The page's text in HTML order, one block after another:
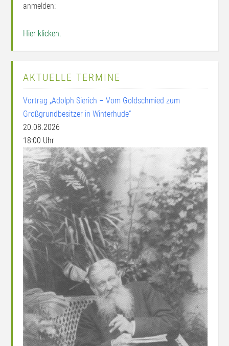
anmelden:
Hier klicken.
AKTUELLE TERMINE
Vortrag „Adolph Sierich – Vom Goldschmied zum
Großgrundbesitzer in Winterhude“
20.08.2026
18:00 Uhr